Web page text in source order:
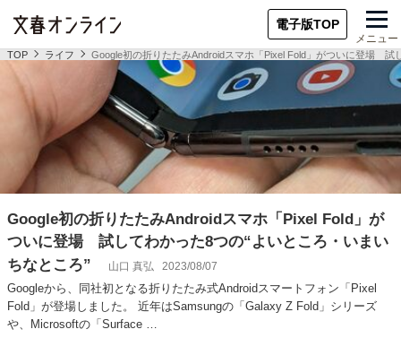
電子版TOP
メニュー
TOP ライフ Google初の折りたたみAndroidスマホ「Pixel Fold」がついに登場 試
Google初の折りたたみAndroidスマホ「Pixel Fold」が
ついに登場 試してわかった8つの“よいところ・いまい
ちなところ”
山口 真弘 2023/08/07
Googleから、同社初となる折りたたみ式Androidスマートフォン「Pixel
Fold」が登場しました。 近年はSamsungの「Galaxy Z Fold」シリーズ
や、Microsoftの「Surface …